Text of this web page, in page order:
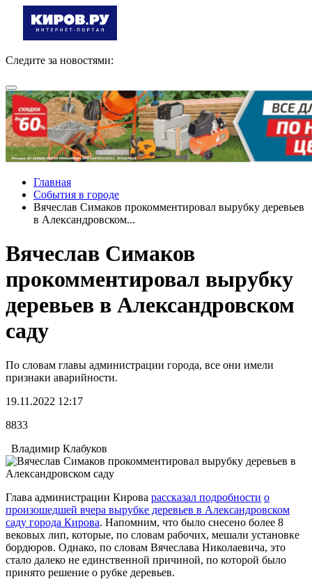
Следите за новостями:
Главная
События в городе
Вячеслав Симаков прокомментировал вырубку деревьев
в Александровском...
Вячеслав Симаков
прокомментировал вырубку
деревьев в Александровском
саду
По словам главы администрации города, все они имели
признаки аварийности.
19.11.2022 12:17
8833
Владимир Клабуков
Глава администрации Кирова рассказал подробности о
произошедшей вчера вырубке деревьев в Александровском
саду города Кирова. Напомним, что было снесено более 8
вековых лип, которые, по словам рабочих, мешали установке
бордюров. Однако, по словам Вячеслава Николаевича, это
стало далеко не единственной причиной, по которой было
принято решение о рубке деревьев.